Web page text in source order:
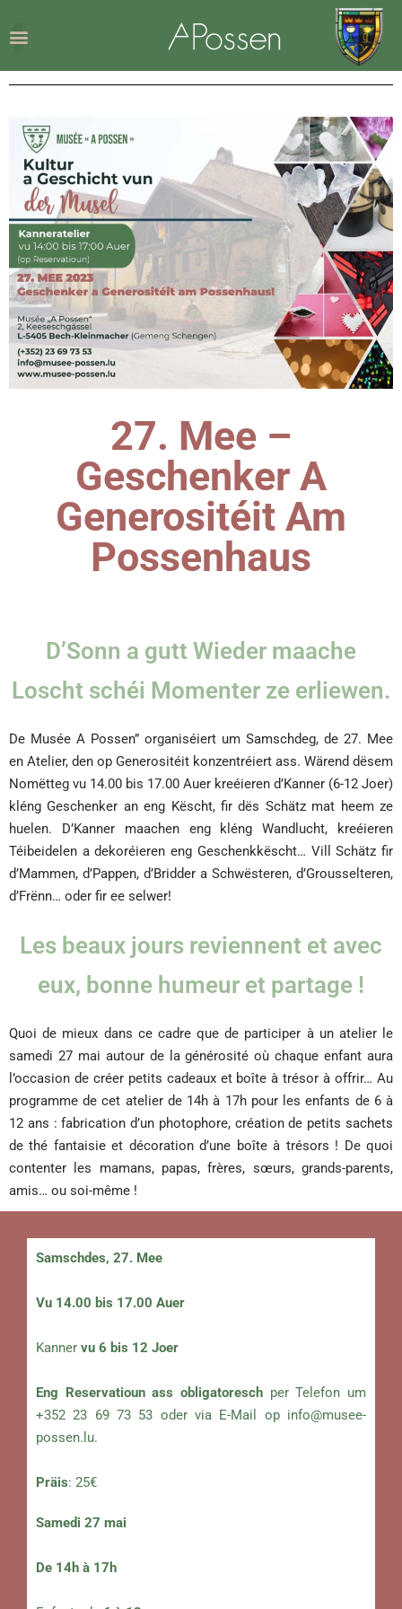
27. Mee –
Geschenker A
Generositéit Am
Possenhaus
D’Sonn a gutt Wieder maache
Loscht schéi Momenter ze erliewen.
De Musée A Possen” organiséiert um Samschdeg, de 27. Mee
en Atelier, den op Generositéit konzentréiert ass. Wärend dësem
Nomëtteg vu 14.00 bis 17.00 Auer kreéieren d’Kanner (6-12 Joer)
kléng Geschenker an eng Këscht, fir dës Schätz mat heem ze
huelen. D’Kanner maachen eng kléng Wandlucht, kreéieren
Téibeidelen a dekoréieren eng Geschenkkëscht… Vill Schätz fir
d’Mammen, d’Pappen, d’Bridder a Schwësteren, d’Grousselteren,
d’Frënn… oder fir ee selwer!
Les beaux jours reviennent et avec
eux, bonne humeur et partage !
Quoi de mieux dans ce cadre que de participer à un atelier le
samedi 27 mai autour de la générosité où chaque enfant aura
l’occasion de créer petits cadeaux et boîte à trésor à offrir… Au
programme de cet atelier de 14h à 17h pour les enfants de 6 à
12 ans : fabrication d’un photophore, création de petits sachets
de thé fantaisie et décoration d’une boîte à trésors ! De quoi
contenter les mamans, papas, frères, sœurs, grands-parents,
amis… ou soi-même !
Samschdes, 27. Mee
Vu 14.00 bis 17.00 Auer
Kanner vu 6 bis 12 Joer
Eng Reservatioun ass obligatoresch per Telefon um
+352 23 69 73 53 oder via E-Mail op info@musee-
possen.lu.
Präis: 25€
Samedi 27 mai
De 14h à 17h